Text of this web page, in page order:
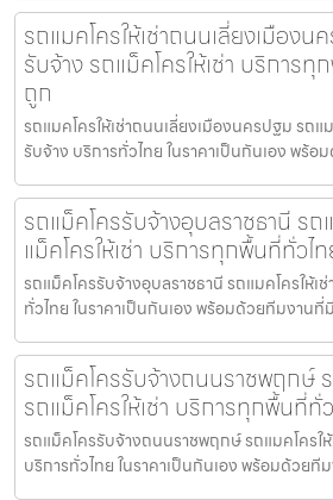
รถแมคโครให้เช่าถนนเลี่ยงเมือง
รับจ้าง รถแม็คโครให้เช่า บริการทุ
ถูก
รถแมคโครให้เช่าถนนเลี่ยงเมืองนครปฐม รถแ
รับจ้าง บริการทั่วไทย ในราคาเป็นกันเอง พร้
รถแม็คโครรับจ้างอุบลราชธานี รถ
แม็คโครให้เช่า บริการทุกพื้นที่ทั่วไ
รถแม็คโครรับจ้างอุบลราชธานี รถแมคโครให้เ
ทั่วไทย ในราคาเป็นกันเอง พร้อมด้วยทีมงานที่
รถแม็คโครรับจ้างถนนราชพฤกษ์
รถแม็คโครให้เช่า บริการทุกพื้นที่ทั่
รถแม็คโครรับจ้างถนนราชพฤกษ์ รถแมคโครใ
บริการทั่วไทย ในราคาเป็นกันเอง พร้อมด้วยที